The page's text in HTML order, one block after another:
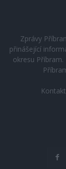
Zprávy
přinášející
okresu